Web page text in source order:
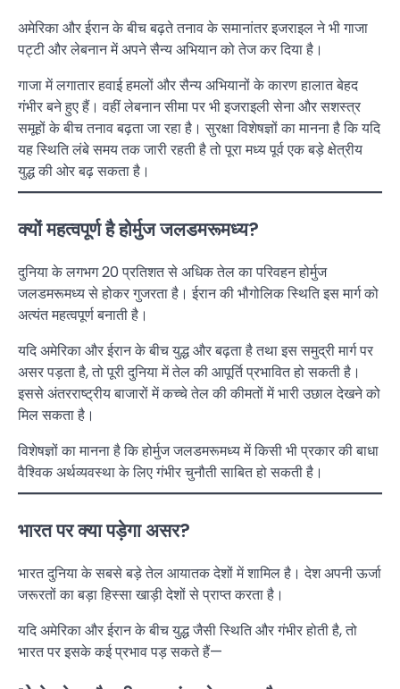
अमेरिका और ईरान के बीच बढ़ते तनाव के समानांतर इजराइल ने भी गाजा
पट्टी और लेबनान में अपने सैन्य अभियान को तेज कर दिया है।
गाजा में लगातार हवाई हमलों और सैन्य अभियानों के कारण हालात बेहद
गंभीर बने हुए हैं। वहीं लेबनान सीमा पर भी इजराइली सेना और सशस्त्र
समूहों के बीच तनाव बढ़ता जा रहा है। सुरक्षा विशेषज्ञों का मानना है कि यदि
यह स्थिति लंबे समय तक जारी रहती है तो पूरा मध्य पूर्व एक बड़े क्षेत्रीय
युद्ध की ओर बढ़ सकता है।
क्यों महत्वपूर्ण है होर्मुज जलडमरूमध्य?
दुनिया के लगभग 20 प्रतिशत से अधिक तेल का परिवहन होर्मुज
जलडमरूमध्य से होकर गुजरता है। ईरान की भौगोलिक स्थिति इस मार्ग को
अत्यंत महत्वपूर्ण बनाती है।
यदि अमेरिका और ईरान के बीच युद्ध और बढ़ता है तथा इस समुद्री मार्ग पर
असर पड़ता है, तो पूरी दुनिया में तेल की आपूर्ति प्रभावित हो सकती है।
इससे अंतरराष्ट्रीय बाजारों में कच्चे तेल की कीमतों में भारी उछाल देखने को
मिल सकता है।
विशेषज्ञों का मानना है कि होर्मुज जलडमरूमध्य में किसी भी प्रकार की बाधा
वैश्विक अर्थव्यवस्था के लिए गंभीर चुनौती साबित हो सकती है।
भारत पर क्या पड़ेगा असर?
भारत दुनिया के सबसे बड़े तेल आयातक देशों में शामिल है। देश अपनी ऊर्जा
जरूरतों का बड़ा हिस्सा खाड़ी देशों से प्राप्त करता है।
यदि अमेरिका और ईरान के बीच युद्ध जैसी स्थिति और गंभीर होती है, तो
भारत पर इसके कई प्रभाव पड़ सकते हैं—